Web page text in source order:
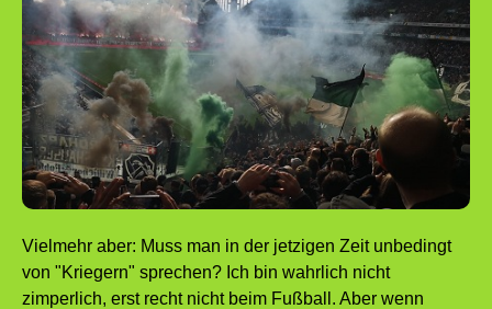
Vielmehr aber: Muss man in der jetzigen Zeit unbedingt
von "Kriegern" sprechen? Ich bin wahrlich nicht
zimperlich, erst recht nicht beim Fußball. Aber wenn